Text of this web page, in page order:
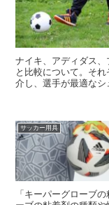
ナイキ、アディダス
と比較について。そ
介し、選手が最適なシ
サッカー用具
「キーパーグローブ